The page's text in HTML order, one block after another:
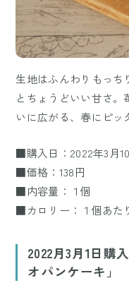
生地はふんわりもっち
とちょうどいい甘さ
いに広がる、春にピッ
■購入日：2022年3月
■価格：138円
■内容量：１個
■カロリー：１個あた
2022月3月1日
オパンケーキ」